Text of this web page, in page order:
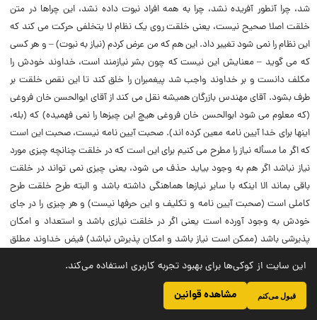
شد، چرا آنطور آفریده نشد، چرا به همه افراد نبوت داده نشد، این چراها در متن
خلقت اصلا صحیح نیست، یعنى خلقت روى یک نظام لا یتخلفى حرکت مى کند که
این نظام را نمى شود تغییر داد. این هم که من عرض کردم (‌نیاز به نبوت) – و هر کسى
که مى گوید – معنایش این نیست که چون بشر نیازمند است، خداوند خودش را
مکلف دانست و بر خداوند واجب شد پیغمبران را خلق کند تا این نقص خلقت بر
طرف بشود. آقاى مهندس بازرگان همیشه نقل مى کند از آقاى ابوالحسن خان فروغى
(‌که معلوم مى شود ابوالحسن خان فروغى هیچ این چیزها را نمى فهمیده) که (‌بله،
اینها براى خدا آیین نامه معین کرده اند). صحبت آیین نامه نیست، صحبت این است
که اگر ما مسأله نیاز را مطرح مى کنیم براى این است که در خلقت چنانچه چیزى مورد
نیاز نباشد اگر هم به وجود بیاید حذف مى شود، یعنى چیزى نمى تواند در خلقت
باقى بماند الا اینکه با سایر نیازها هماهنگى داشته باشد و البته طرح خلقت طرح
کاملى است (‌صحبت آیین نامه و تکلیف و این حرفها نیست) و هر چیزى را در جاى
خودش به وجود آورده است یعنى اگر در خلقت نیازى باشد و استعداد و امکان
پذیرشى باشد (‌ممکن است نیاز باشد و امکان پذیرش نباشد) فیض خداوند مطلق
پس مسأله نیاز را مى گوییم، به واسطه اینکه یک رکن از پیدایش نبوت است. ما نمى
توانیم بگوییم چرا افراد بشر اینجور نیستند ؟ خلقت نظام منظمى دارد، هر موجودى در
این سایت از کوکی‌ها برای بهبود تجربه کاربری استفاده می‌کند.
قبول می‌کنم مشاهده قوانین